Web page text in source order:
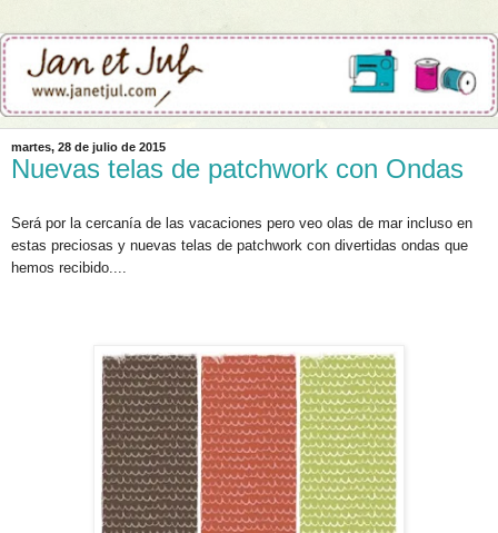
martes, 28 de julio de 2015
Nuevas telas de patchwork con Ondas
Será por la cercanía de las vacaciones pero veo olas de mar incluso en
estas preciosas y nuevas telas de patchwork con divertidas ondas que
hemos recibido....